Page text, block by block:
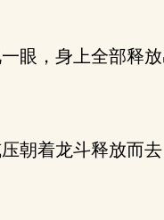
眼，身上全部释放
朝着龙斗释放而去